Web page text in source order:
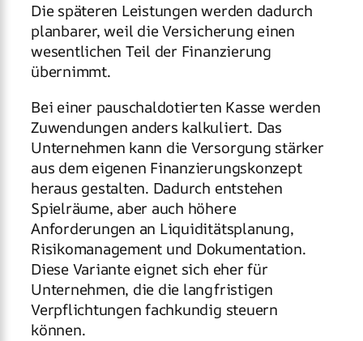
Die späteren Leistungen werden dadurch
planbarer, weil die Versicherung einen
wesentlichen Teil der Finanzierung
übernimmt.
Bei einer pauschaldotierten Kasse werden
Zuwendungen anders kalkuliert. Das
Unternehmen kann die Versorgung stärker
aus dem eigenen Finanzierungskonzept
heraus gestalten. Dadurch entstehen
Spielräume, aber auch höhere
Anforderungen an Liquiditätsplanung,
Risikomanagement und Dokumentation.
Diese Variante eignet sich eher für
Unternehmen, die die langfristigen
Verpflichtungen fachkundig steuern
können.